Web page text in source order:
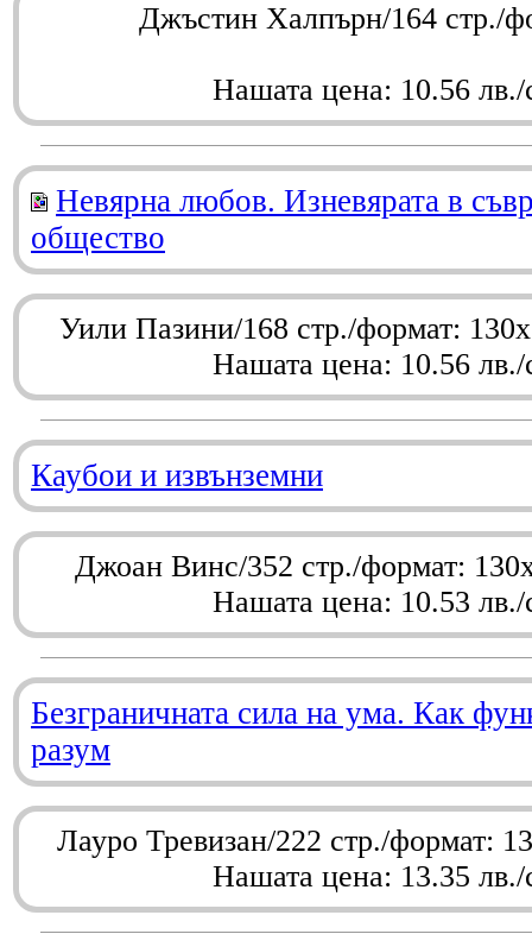
Джъстин Халпърн/164 стр./
Нашата цена: 10.56 лв./
Невярна любов. Изневярата в
общество
Уили Пазини/168 стр./формат:
Нашата цена: 10.56 лв./
Каубои и извънземни
Джоан Винс/352 стр./формат:
Нашата цена: 10.53 лв./
Безграничната сила на ума. Как
разум
Лауро Тревизан/222 стр./формат:
Нашата цена: 13.35 лв./